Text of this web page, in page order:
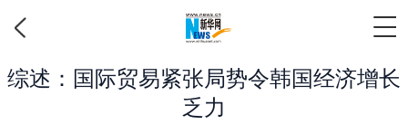
综述：国际贸易紧张局势令韩国经济增长
乏力